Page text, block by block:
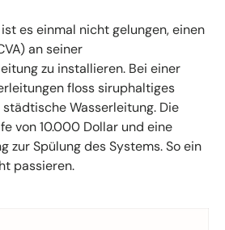
es einmal nicht gelungen, einen
an seiner
zu installieren. Bei einer
floss siruphaltiges
Wasserleitung. Die
von 10.000 Dollar und eine
zur Spülung des Systems. So ein
passieren.